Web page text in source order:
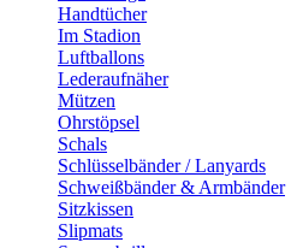
Handtücher
Im Stadion
Luftballons
Lederaufnäher
Mützen
Ohrstöpsel
Schals
Schlüsselbänder / Lanyards
Schweißbänder & Armbänder
Sitzkissen
Slipmats